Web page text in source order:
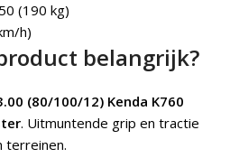
50 (190 kg)
h)
belangrijk?
(80/100/12) Kenda K760
. Uitmuntende grip en tractie
terreinen.